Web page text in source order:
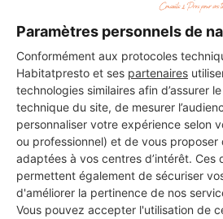
Paramètres personnels de
Conformément aux protocoles
Habitatpresto et ses partenaires
technologies similaires afin d’assurer
technique du site, de mesurer
personnaliser votre expérience selon
ou professionnel) et de vous proposer
adaptées à vos centres d’intérêt. Ces
permettent également de sécuriser
d'améliorer la pertinence de nos
Vous pouvez accepter l'utilisation de
DEMANDER UN
Les 1 autres
vos travaux
Kelani
Loos